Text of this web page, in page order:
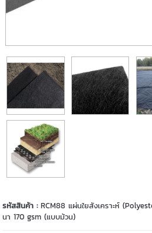
รหัสสินค้า :RCM88 แผ่นใยสังเคราะห์
นา 170 gsm (แบบม้วน)